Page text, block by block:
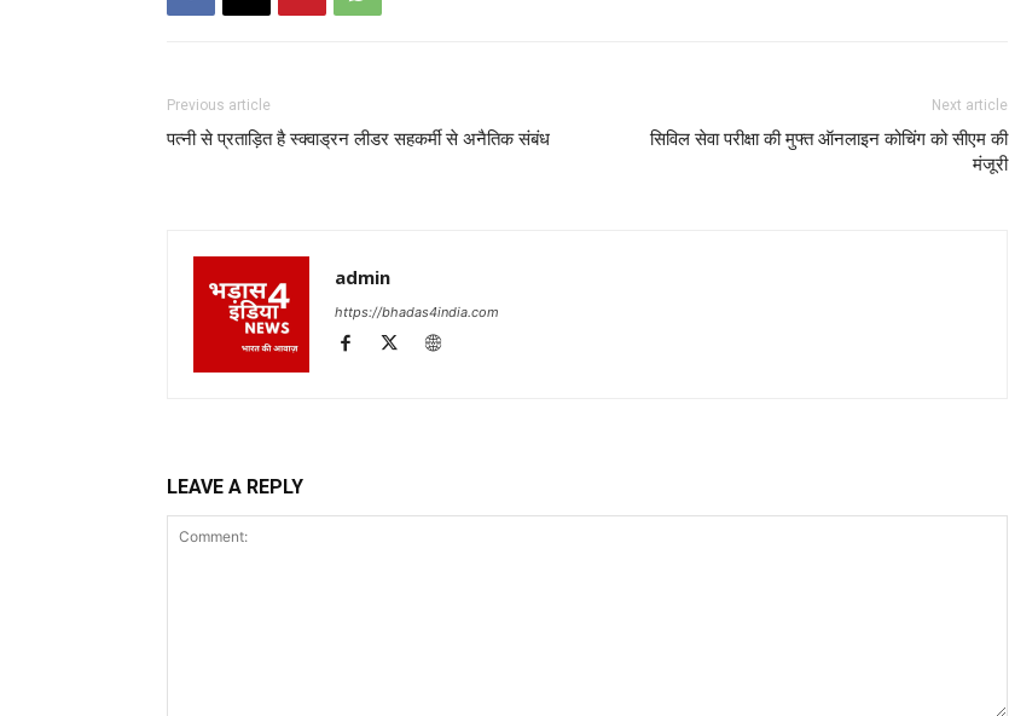
Previous article
पत्नी से प्रताड़ित है स्क्वाड्रन लीडर सहकर्मी से अनैतिक संबंध
Next article
सिविल सेवा परीक्षा की मुफ्त ऑनलाइन कोचिंग को सीएम की
मंजूरी
admin
https://bhadas4india.com
LEAVE A REPLY